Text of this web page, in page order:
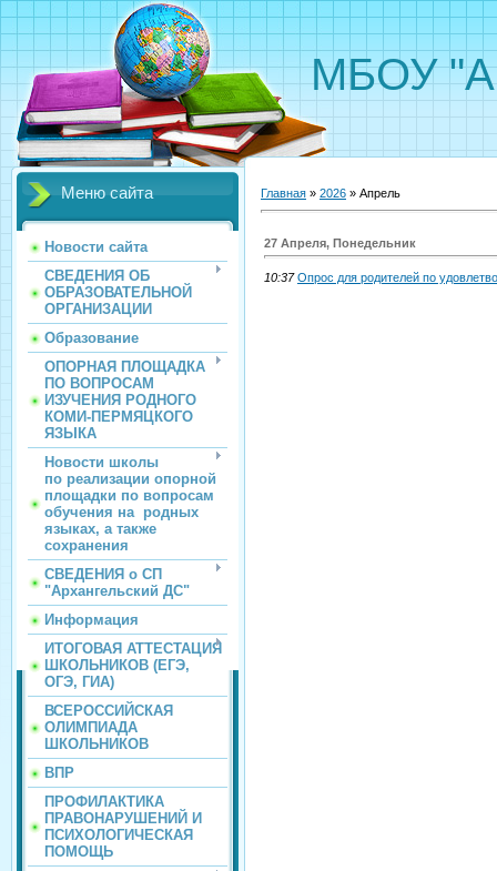
МБОУ
Меню сайта
Новости сайта
СВЕДЕНИЯ ОБ
ОБРАЗОВАТЕЛЬНОЙ
ОРГАНИЗАЦИИ
Образование
ОПОРНАЯ ПЛОЩАДКА
ПО ВОПРОСАМ
ИЗУЧЕНИЯ РОДНОГО
КОМИ-ПЕРМЯЦКОГО
ЯЗЫКА
Новости школы
по реализации опорной
площадки по вопросам
обучения на родных
языках, а также
сохранения
СВЕДЕНИЯ о СП
"Архангельский ДС"
Информация
ИТОГОВАЯ АТТЕСТАЦИЯ
ШКОЛЬНИКОВ (ЕГЭ,
ОГЭ, ГИА)
ВСЕРОССИЙСКАЯ
ОЛИМПИАДА
ШКОЛЬНИКОВ
ВПР
ПРОФИЛАКТИКА
ПРАВОНАРУШЕНИЙ И
ПСИХОЛОГИЧЕСКАЯ
ПОМОЩЬ
Главная » 2026 » Апрель
27 Апреля, Понедельник
10:37 Опрос для родителей по